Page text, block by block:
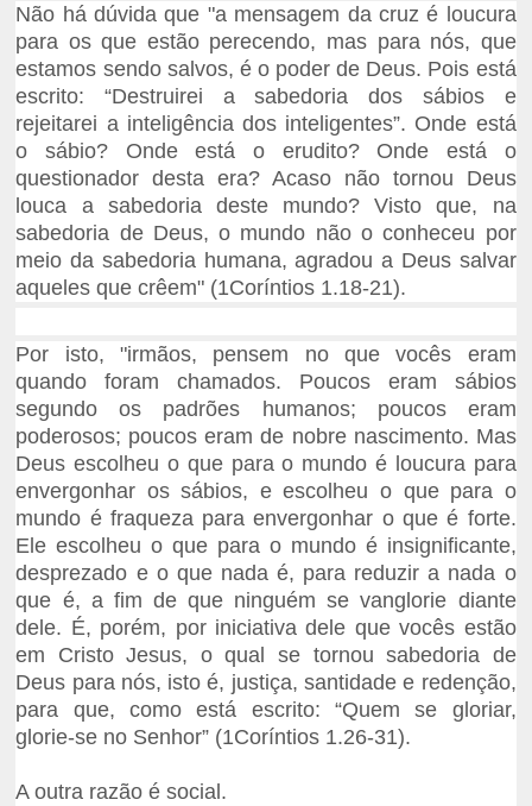
Não há dúvida que "a mensagem da cruz é loucura
para os que estão perecendo, mas para nós, que
estamos sendo salvos, é o poder de Deus. Pois está
escrito: “Destruirei a sabedoria dos sábios e
rejeitarei a inteligência dos inteligentes”. Onde está
o sábio? Onde está o erudito? Onde está o
questionador desta era? Acaso não tornou Deus
louca a sabedoria deste mundo? Visto que, na
sabedoria de Deus, o mundo não o conheceu por
meio da sabedoria humana, agradou a Deus salvar
aqueles que crêem" (1Coríntios 1.18-21).
Por isto, "irmãos, pensem no que vocês eram
quando foram chamados. Poucos eram sábios
segundo os padrões humanos; poucos eram
poderosos; poucos eram de nobre nascimento. Mas
Deus escolheu o que para o mundo é loucura para
envergonhar os sábios, e escolheu o que para o
mundo é fraqueza para envergonhar o que é forte.
Ele escolheu o que para o mundo é insignificante,
desprezado e o que nada é, para reduzir a nada o
que é, a fim de que ninguém se vanglorie diante
dele. É, porém, por iniciativa dele que vocês estão
em Cristo Jesus, o qual se tornou sabedoria de
Deus para nós, isto é, justiça, santidade e redenção,
para que, como está escrito: “Quem se gloriar,
glorie-se no Senhor” (1Coríntios 1.26-31).
A outra razão é social.